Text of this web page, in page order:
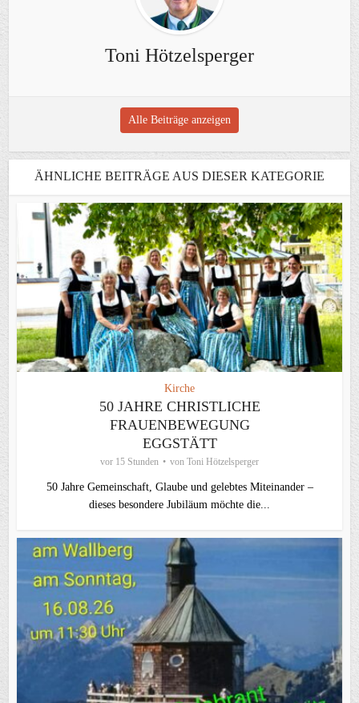
Toni Hötzelsperger
Alle Beiträge anzeigen
ÄHNLICHE BEITRÄGE AUS DIESER KATEGORIE
Kirche
50 JAHRE CHRISTLICHE
FRAUENBEWEGUNG
EGGSTÄTT
vor 15 Stunden von Toni Hötzelsperger
50 Jahre Gemeinschaft, Glaube und gelebtes Miteinander –
dieses besondere Jubiläum möchte die...